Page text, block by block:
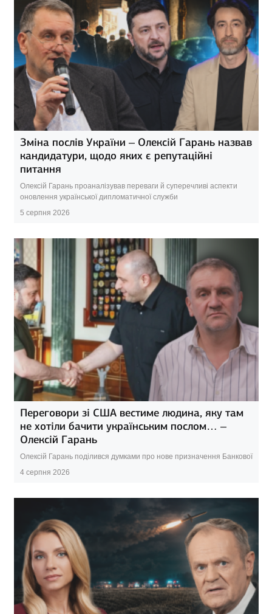
Зміна послів України – Олексій Гарань назвав
кандидатури, щодо яких є репутаційні
питання
Олексій Гарань проаналізував переваги й суперечливі аспекти
оновлення української дипломатичної служби
5 серпня 2026
Переговори зі США вестиме людина, яку там
не хотіли бачити українським послом… –
Олексій Гарань
Олексій Гарань поділився думками про нове призначення Банкової
4 серпня 2026